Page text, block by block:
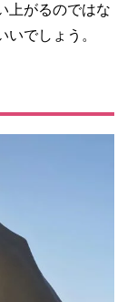
上がるのではな
でしょう。